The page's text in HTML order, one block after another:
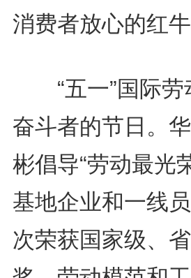
消费者放心的红
“五一”国际劳
奋斗者的节日。
彬倡导“劳动最光
基地企业和一线
次荣获国家级、